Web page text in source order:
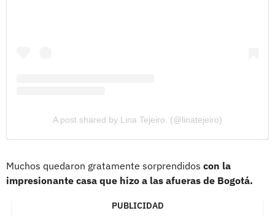
A post shared by Lina Tejeiro. (@linatejeiro)
Muchos quedaron gratamente sorprendidos con la
impresionante casa que hizo a las afueras de Bogotá.
PUBLICIDAD